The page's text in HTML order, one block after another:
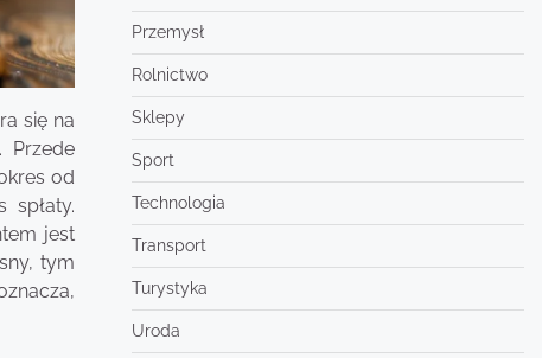
się na
Przede
od
jest
tym
Przemysł
Rolnictwo
Sklepy
Sport
Technologia
Transport
Turystyka
Uroda